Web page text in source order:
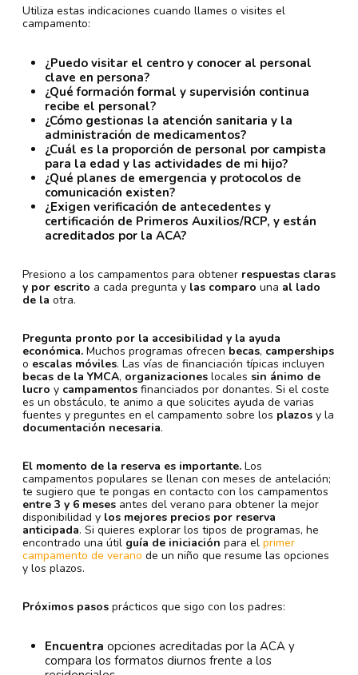
Utiliza estas indicaciones cuando llames o visites el
campamento:
¿Puedo visitar el centro y conocer al personal
clave en persona?
¿Qué formación formal y supervisión continua
recibe el personal?
¿Cómo gestionas la atención sanitaria y la
administración de medicamentos?
¿Cuál es la proporción de personal por campista
para la edad y las actividades de mi hijo?
¿Qué planes de emergencia y protocolos de
comunicación existen?
¿Exigen verificación de antecedentes y
certificación de Primeros Auxilios/RCP, y están
acreditados por la ACA?
Presiono a los campamentos para obtener respuestas claras
y por escrito a cada pregunta y las comparo una al lado
de la otra.
Pregunta pronto por la accesibilidad y la ayuda
económica. Muchos programas ofrecen becas, camperships
o escalas móviles. Las vías de financiación típicas incluyen
becas de la YMCA, organizaciones locales sin ánimo de
lucro y campamentos financiados por donantes. Si el coste
es un obstáculo, te animo a que solicites ayuda de varias
fuentes y preguntes en el campamento sobre los plazos y la
documentación necesaria.
El momento de la reserva es importante. Los
campamentos populares se llenan con meses de antelación;
te sugiero que te pongas en contacto con los campamentos
entre 3 y 6 meses antes del verano para obtener la mejor
disponibilidad y los mejores precios por reserva
anticipada. Si quieres explorar los tipos de programas, he
encontrado una útil guía de iniciación para el primer
campamento de verano de un niño que resume las opciones
y los plazos.
Próximos pasos prácticos que sigo con los padres:
Encuentra opciones acreditadas por la ACA y
compara los formatos diurnos frente a los